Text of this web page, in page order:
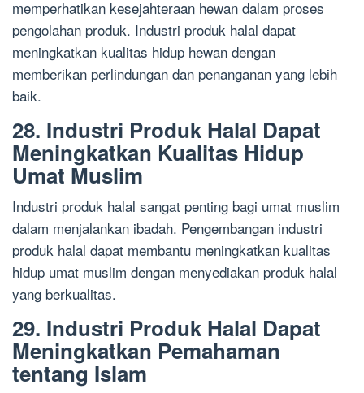
memperhatikan kesejahteraan hewan dalam proses
pengolahan produk. Industri produk halal dapat
meningkatkan kualitas hidup hewan dengan
memberikan perlindungan dan penanganan yang lebih
baik.
28. Industri Produk Halal Dapat
Meningkatkan Kualitas Hidup
Umat Muslim
Industri produk halal sangat penting bagi umat muslim
dalam menjalankan ibadah. Pengembangan industri
produk halal dapat membantu meningkatkan kualitas
hidup umat muslim dengan menyediakan produk halal
yang berkualitas.
29. Industri Produk Halal Dapat
Meningkatkan Pemahaman
tentang Islam